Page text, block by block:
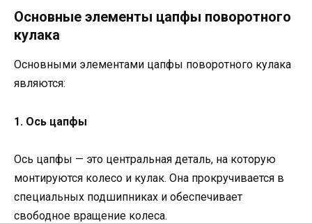
Основные элементы цапфы поворотного
кулака
Основными элементами цапфы поворотного кулака
являются:
1. Ось цапфы
Ось цапфы — это центральная деталь, на которую
монтируются колесо и кулак. Она прокручивается в
специальных подшипниках и обеспечивает
свободное вращение колеса.